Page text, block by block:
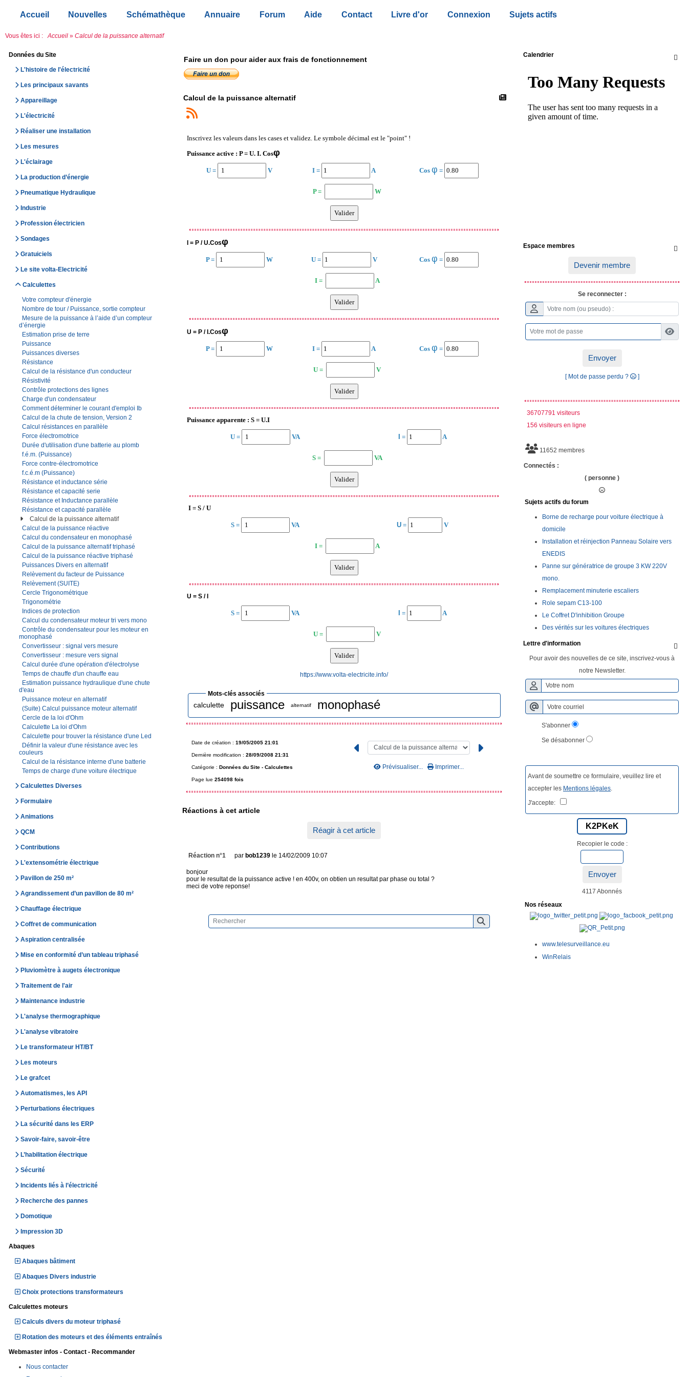
Accueil Nouvelles Schémathèque Annuaire Forum Aide Contact Livre d'or Connexion Sujets actifs
Vous êtes ici : Accueil » Calcul de la puissance alternatif
Données du Site
L'histoire de l'électricité
Les principaux savants
Appareillage
L'électricité
Réaliser une installation
Les mesures
L'éclairage
La production d’énergie
Pneumatique Hydraulique
Industrie
Profession électricien
Sondages
Gratuiciels
Le site volta-Electricité
Calculettes
Votre compteur d'énergie
Nombre de tour / Puissance, sortie compteur
Mesure de la puissance à l’aide d’un compteur
d’énergie
Estimation prise de terre
Puissance
Puissances diverses
Résistance
Calcul de la résistance d'un conducteur
Résistivité
Contrôle protections des lignes
Charge d'un condensateur
Comment déterminer le courant d'emploi Ib
Calcul de la chute de tension, Version 2
Calcul résistances en parallèle
Force électromotrice
Durée d'utilisation d'une batterie au plomb
f.é.m. (Puissance)
Force contre-électromotrice
f.c.é.m (Puissance)
Résistance et inductance série
Résistance et capacité serie
Résistance et Inductance parallèle
Résistance et capacité parallèle
Calcul de la puissance alternatif
Calcul de la puissance réactive
Calcul du condensateur en monophasé
Calcul de la puissance alternatif triphasé
Calcul de la puissance réactive triphasé
Puissances Divers en alternatif
Relèvement du facteur de Puissance
Relèvement (SUITE)
Cercle Trigonométrique
Trigonométrie
Indices de protection
Calcul du condensateur moteur tri vers mono
Contrôle du condensateur pour les moteur en
monophasé
Convertisseur : signal vers mesure
Convertisseur : mesure vers signal
Calcul durée d'une opération d'électrolyse
Temps de chauffe d'un chauffe eau
Estimation puissance hydraulique d'une chute
d'eau
Puissance moteur en alternatif
(Suite) Calcul puissance moteur alternatif
Cercle de la loi d'Ohm
Calculette La loi d'Ohm
Calculette pour trouver la résistance d'une Led
Définir la valeur d'une résistance avec les
couleurs
Calcul de la résistance interne d'une batterie
Temps de charge d'une voiture électrique
Calculettes Diverses
Formulaire
Animations
QCM
Contributions
L'extensométrie électrique
Pavillon de 250 m²
Agrandissement d’un pavillon de 80 m²
Chauffage électrique
Coffret de communication
Aspiration centralisée
Mise en conformité d’un tableau triphasé
Pluviomètre à augets électronique
Traitement de l'air
Maintenance industrie
L'analyse thermographique
L'analyse vibratoire
Le transformateur HT/BT
Les moteurs
Le grafcet
Automatismes, les API
Perturbations électriques
La sécurité dans les ERP
Savoir-faire, savoir-être
L’habilitation électrique
Sécurité
Incidents liés à l’électricité
Recherche des pannes
Domotique
Impression 3D
Abaques
Abaques bâtiment
Abaques Divers industrie
Choix protections transformateurs
Calculettes moteurs
Calculs divers du moteur triphasé
Rotation des moteurs et des éléments entraînés
Webmaster infos - Contact - Recommander
Nous contacter
Faire un don pour aider aux frais de fonctionnement
Calcul de la puissance alternatif
Inscrivez les valeurs dans les cases et validez. Le symbole décimal est le "point" !
Puissance active : P = U. I. Cosφ
U = V I = A Cos φ =
P = W
I = P / U.Cosφ
P = W U = V Cos φ =
I = A
U = P / I.Cosφ
P = W I = A Cos φ =
U = V
Puissance apparente : S = U.I
U = VA I = A
S = VA
I = S / U
S = VA U = V
I = A
U = S / I
S = VA I = A
U = V
https://www.volta-electricite.info/
Mots-clés associés
calculette puissance alternatif monophasé
Date de création : 19/05/2005 21:01
Dernière modification : 28/09/2008 21:31
Catégorie : Données du Site - Calculettes
Page lue 254098 fois
Prévisualiser... Imprimer...
Réactions à cet article
Réagir à cet article
Réaction n°1 par bob1239le 14/02/2009 10:07
bonjour
pour le resultat de la puissance active ! en 400v, on obtien un resultat par phase ou total ?
meci de votre reponse!

Calendrier

Espace membres
Devenir membre
Se reconnecter :
Envoyer
[ Mot de passe perdu ? ]
36707791 visiteurs
156 visiteurs en ligne
11652 membres
Connectés :
( personne )
Sujets actifs du forum
Borne de recharge pour voiture électrique à
domicile
Installation et réinjection Panneau Solaire vers
ENEDIS
Panne sur génératrice de groupe 3 KW 220V
mono.
Remplacement minuterie escaliers
Role sepam C13-100
Le Coffret D'inhibition Groupe
Des vérités sur les voitures électriques

Lettre d'information
Pour avoir des nouvelles de ce site, inscrivez-vous à
notre Newsletter.
S'abonner
Se désabonner
Avant de soumettre ce formulaire, veuillez lire et
accepter les Mentions légales
J'accepte:
K2PKeK
Recopier le code :
Envoyer
4117 Abonnés
Nos réseaux
www.telesurveillance.eu
WinRelais